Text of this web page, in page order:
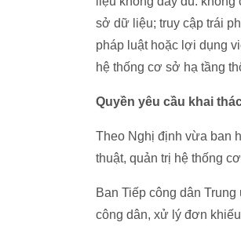
sở dữ liệu; truy cập trái
pháp luật hoặc lợi dụng
hệ thống cơ sở hạ tầng
Quyền yêu cầu khai
Theo Nghị định vừa ban
thuật, quản trị hệ thống
Ban Tiếp công dân
công dân, xử lý đơn